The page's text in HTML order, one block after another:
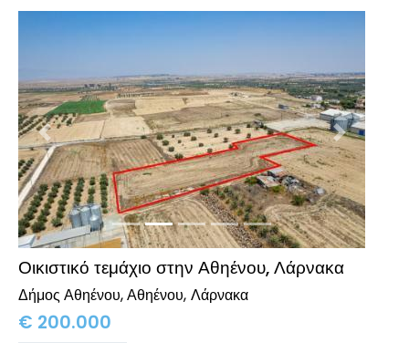
Προηγούμενο Επόμενο
Οικιστικό τεμάχιο στην Αθηένου, Λάρνακα
Δήμος Αθηένου, Αθηένου Λάρνακα
€ 200.000